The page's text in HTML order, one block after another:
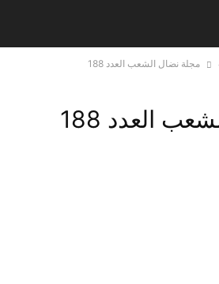
مجلة نضال الشعب العدد 188
العدد 188